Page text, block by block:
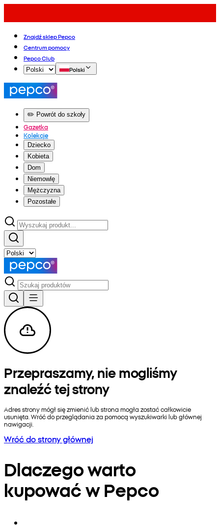
Znajdź sklep Pepco
Centrum pomocy
Pepco Club
Polski
✏️ Powrót do szkoły
Gazetka
Kolekcje
Dziecko
Kobieta
Dom
Niemowlę
Mężczyzna
Pozostałe
Przepraszamy, nie mogliśmy
znaleźć tej strony
Adres strony mógł się zmienić lub strona mogła zostać całkowicie
usunięta. Wróć do przeglądania za pomocą wyszukiwarki lub głównej
nawigacji.
Wróć do strony głównej
Dlaczego warto
kupować w Pepco